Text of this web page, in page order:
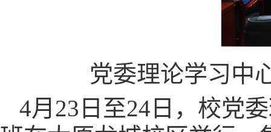
党委理论学习中
4月23日至24日，校党